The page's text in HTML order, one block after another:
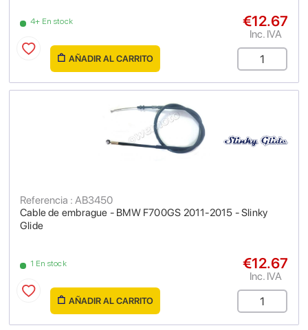
4+ En stock €12.67
Inc. IVA
AÑADIR AL CARRITO
Cable de embrague - BMW F700GS 2011-2015 - Slinky
Glide
Referencia : AB3450
1 En stock €12.67
Inc. IVA
AÑADIR AL CARRITO